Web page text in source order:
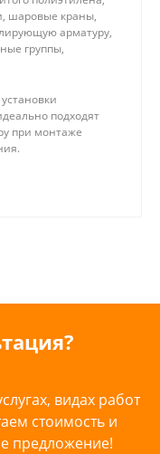
шаровые краны,
арматуру,
группы,
подходят
при монтаже
видах работ
стоимость и
предложение!